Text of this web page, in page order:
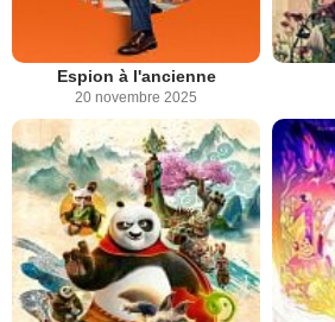
Espion à l'ancienne
20 novembre 2025